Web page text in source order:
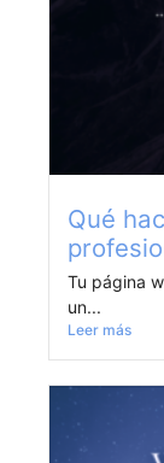
Qué
Tu página
un...
Leer más